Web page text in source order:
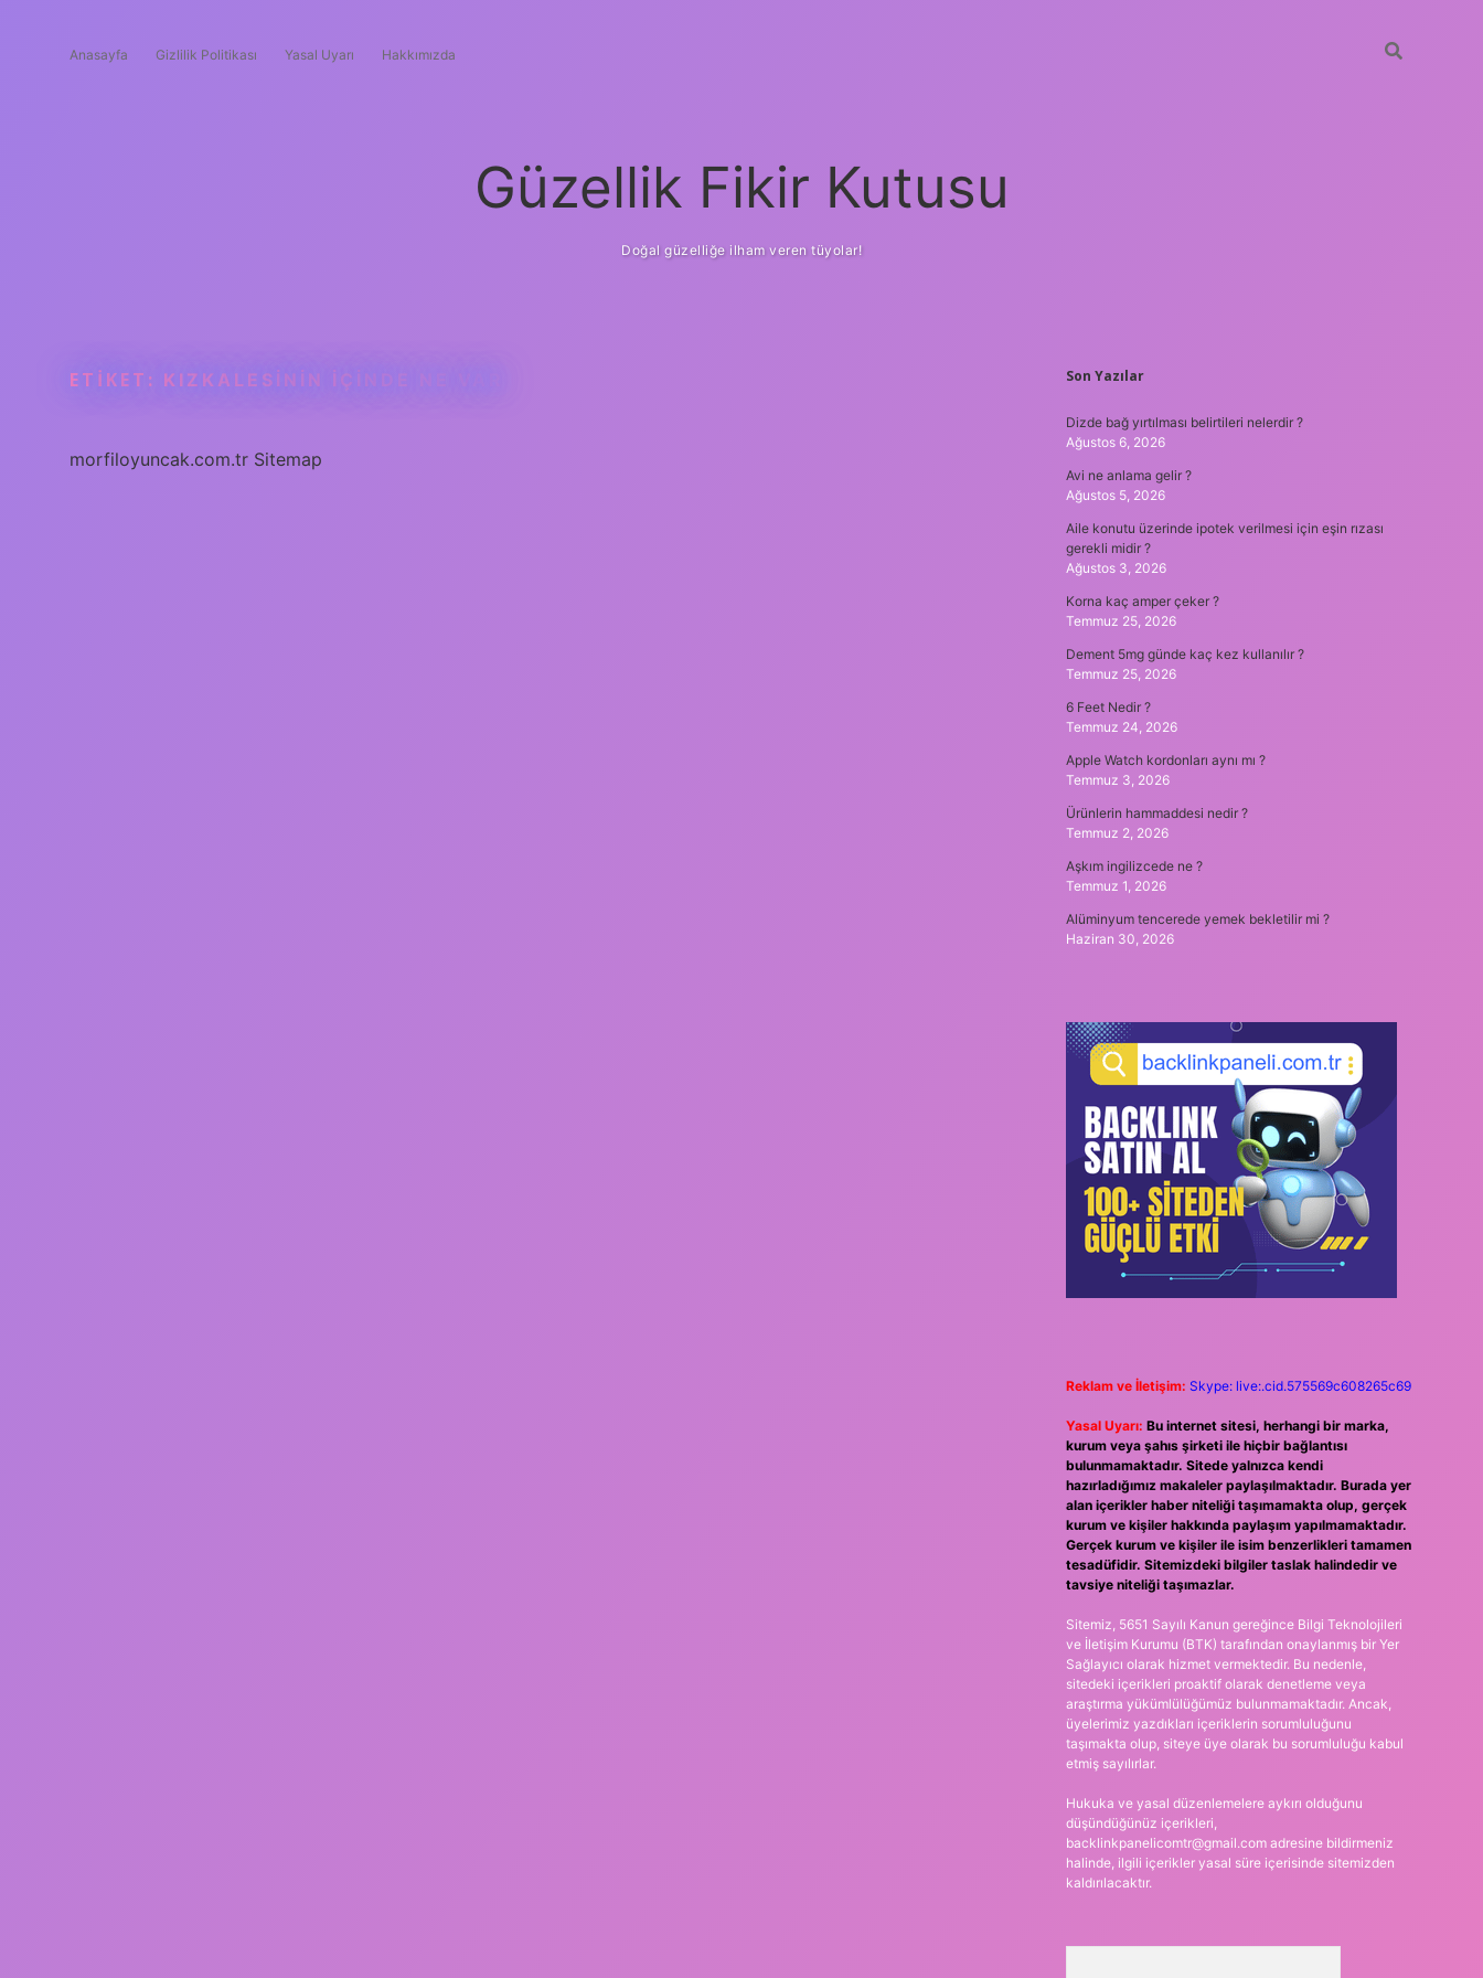
Anasayfa Gizlilik Politikası Yasal Uyarı Hakkımızda
Güzellik Fikir Kutusu
Doğal güzelliğe ilham veren tüyolar!
ETIKET: KIZKALESININ IÇINDE NE VAR
morfiloyuncak.com.tr Sitemap
SIDEBAR
Son Yazılar
Dizde bağ yırtılması belirtileri nelerdir ?
Ağustos 6, 2026
Avi ne anlama gelir ?
Ağustos 5, 2026
Aile konutu üzerinde ipotek verilmesi için eşin rızası
gerekli midir ?
Ağustos 3, 2026
Korna kaç amper çeker ?
Temmuz 25, 2026
Dement 5mg günde kaç kez kullanılır ?
Temmuz 25, 2026
6 Feet Nedir ?
Temmuz 24, 2026
Apple Watch kordonları aynı mı ?
Temmuz 3, 2026
Ürünlerin hammaddesi nedir ?
Temmuz 2, 2026
Aşkım ingilizcede ne ?
Temmuz 1, 2026
Alüminyum tencerede yemek bekletilir mi ?
Haziran 30, 2026
Reklam ve İletişim: Skype: live:.cid.575569c608265c69
Yasal Uyarı: Bu internet sitesi, herhangi bir marka,
kurum veya şahıs şirketi ile hiçbir bağlantısı
bulunmamaktadır. Sitede yalnızca kendi
hazırladığımız makaleler paylaşılmaktadır. Burada yer
alan içerikler haber niteliği taşımamakta olup, gerçek
kurum ve kişiler hakkında paylaşım yapılmamaktadır.
Gerçek kurum ve kişiler ile isim benzerlikleri tamamen
tesadüfidir. Sitemizdeki bilgiler taslak halindedir ve
tavsiye niteliği taşımazlar.
Sitemiz, 5651 Sayılı Kanun gereğince Bilgi Teknolojileri
ve İletişim Kurumu (BTK) tarafından onaylanmış bir Yer
Sağlayıcı olarak hizmet vermektedir. Bu nedenle,
sitedeki içerikleri proaktif olarak denetleme veya
araştırma yükümlülüğümüz bulunmamaktadır. Ancak,
üyelerimiz yazdıkları içeriklerin sorumluluğunu
taşımakta olup, siteye üye olarak bu sorumluluğu kabul
etmiş sayılırlar.
Hukuka ve yasal düzenlemelere aykırı olduğunu
düşündüğünüz içerikleri,
backlinkpanelicomtr@gmail.comadresine bildirmeniz
halinde, ilgili içerikler yasal süre içerisinde sitemizden
kaldırılacaktır.
vdcasino güncel giriş